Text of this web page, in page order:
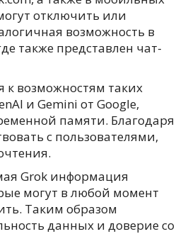
отключить или
возможность в
также представлен чат-
к возможностям таких
и Gemini от Google,
памяти. Благодаря
с пользователями,
Grok информация
могут в любой момент
Таким образом
данных и доверие со